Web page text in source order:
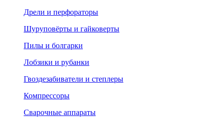
Дрели и перфораторы
Шуруповёрты и гайковерты
Пилы и болгарки
Лобзики и рубанки
Гвоздезабиватели и степлеры
Компрессоры
Сварочные аппараты